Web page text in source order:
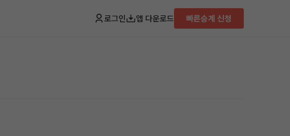
로그인 앱 다운로드 빠른승계 신청